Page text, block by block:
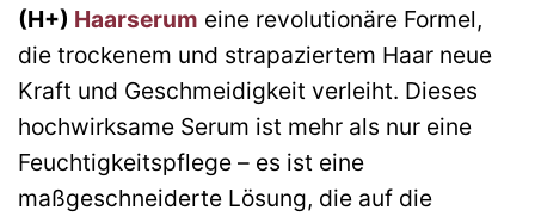
(H+) Haarserum eine revolutionäre Formel,
die trockenem und strapaziertem Haar neue
Kraft und Geschmeidigkeit verleiht. Dieses
hochwirksame Serum ist mehr als nur eine
Feuchtigkeitspflege – es ist eine
maßgeschneiderte Lösung, die auf die